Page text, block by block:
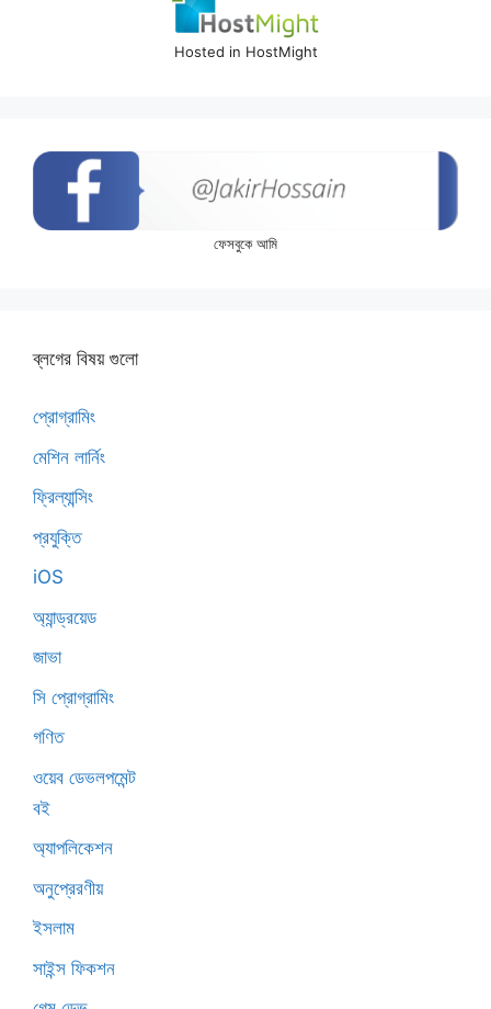
Hosted in HostMight
ফেসবুকে আমি
ব্লগের বিষয় গুলো
প্রোগ্রামিং
মেশিন লার্নিং
ফ্রিল্যান্সিং
প্রযুক্তি
iOS
অ্যান্ড্রয়েড
জাভা
সি প্রোগ্রামিং
গণিত
ওয়েব ডেভলপমেন্ট
বই
অ্যাপলিকেশন
অনুপ্রেরণীয়
ইসলাম
সাইন্স ফিকশন